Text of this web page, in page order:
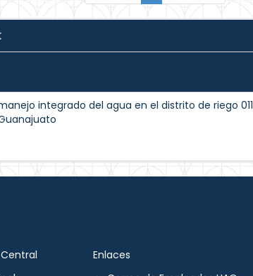
integrado del agua en el distrito de riego 011
Enlaces